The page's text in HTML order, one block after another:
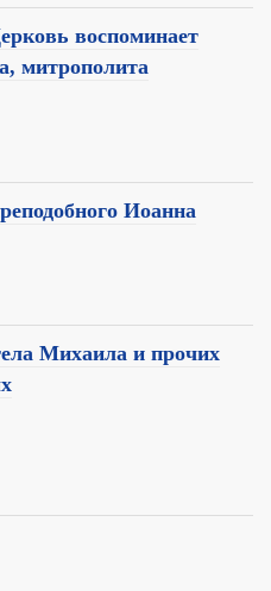
воспоминает
митрополита
Иоанна
Михаила и прочих